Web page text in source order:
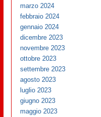
marzo 2024
febbraio 2024
gennaio 2024
dicembre 2023
novembre 2023
ottobre 2023
settembre 2023
agosto 2023
luglio 2023
giugno 2023
maggio 2023